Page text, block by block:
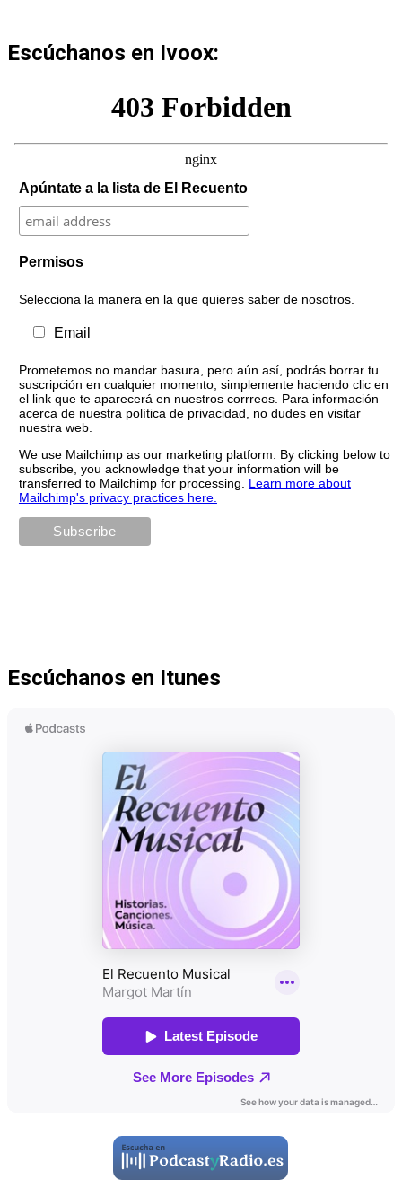
Escúchanos en Ivoox:
Apúntate a la lista de El Recuento
Permisos
Selecciona la manera en la que quieres saber de nosotros.
Email
Prometemos no mandar basura, pero aún así, podrás borrar tu
suscripción en cualquier momento, simplemente haciendo clic en
el link que te aparecerá en nuestros corrreos. Para información
acerca de nuestra política de privacidad, no dudes en visitar
nuestra web.
We use Mailchimp as our marketing platform. By clicking below to
subscribe, you acknowledge that your information will be
transferred to Mailchimp for processing. Learn more about
Mailchimp's privacy practices here.
Escúchanos en Itunes